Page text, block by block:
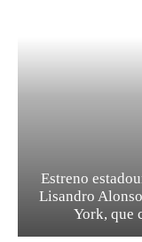
Estreno
Lisandro
York, que